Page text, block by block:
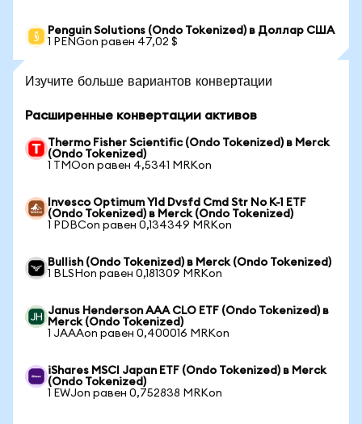
Penguin Solutions (Ondo Tokenized) в Доллар США
1 PENGon равен 47,02 $
Изучите больше вариантов конвертации
Расширенные конвертации активов
Thermo Fisher Scientific (Ondo Tokenized) в Merck
(Ondo Tokenized)
1 TMOon равен 4,5341 MRKon
Invesco Optimum Yld Dvsfd Cmd Str No K-1 ETF
(Ondo Tokenized) в Merck (Ondo Tokenized)
1 PDBCon равен 0,134349 MRKon
Bullish (Ondo Tokenized) в Merck (Ondo Tokenized)
1 BLSHon равен 0,181309 MRKon
Janus Henderson AAA CLO ETF (Ondo Tokenized) в
Merck (Ondo Tokenized)
1 JAAAon равен 0,400016 MRKon
iShares MSCI Japan ETF (Ondo Tokenized) в Merck
(Ondo Tokenized)
1 EWJon равен 0,752838 MRKon